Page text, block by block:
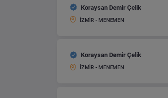
Koraysan Demir Çelik
İZMİR - MENEMEN
Koraysan Demir Çelik
İZMİR - MENEMEN